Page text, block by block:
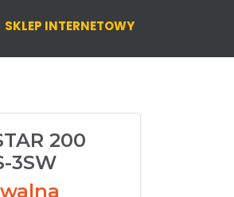
SKLEP INTERNETOWY
200
3SW